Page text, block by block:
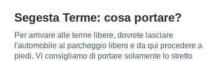
Segesta Terme: cosa portare?
Per arrivare alle terme libere, dovrete lasciare
l'automobile al parcheggio libero e da qui procedere a
piedi. Vi consigliamo di portare solamente lo stretto